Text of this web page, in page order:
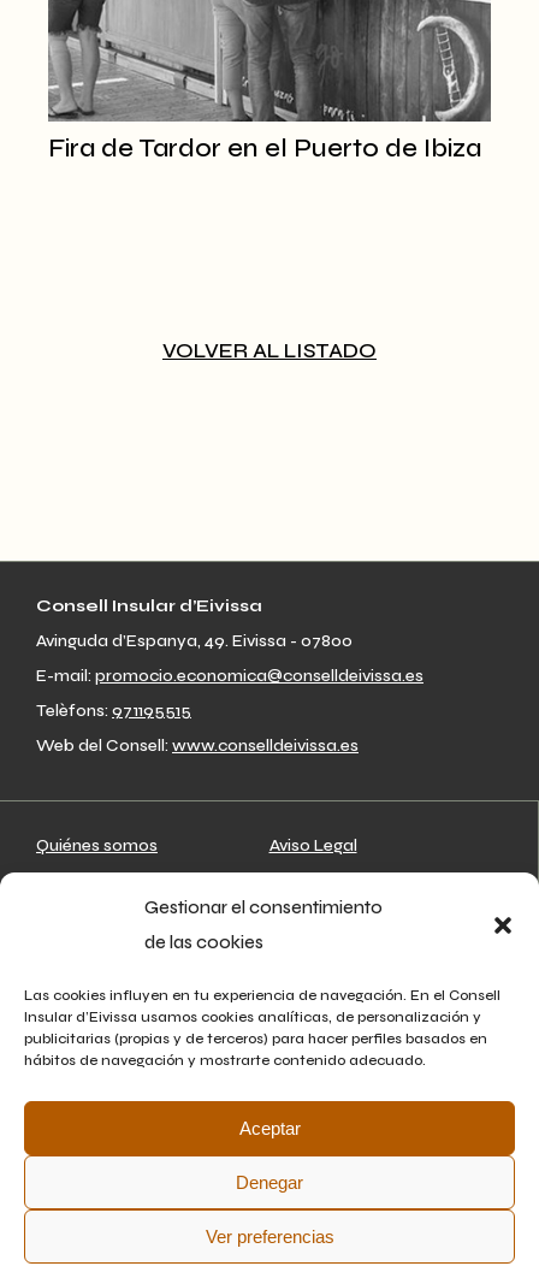
Gestionar el consentimiento
de las cookies
Las cookies influyen en tu experiencia de navegación. En el Consell
Insular d’Eivissa usamos cookies analíticas, de personalización y
publicitarias (propias y de terceros) para hacer perfiles basados en
hábitos de navegación y mostrarte contenido adecuado.
Aceptar
Denegar
Ver preferencias
Fira de Tardor en el Puerto de Ibiza
VOLVER AL LISTADO
Consell Insular d’Eivissa
Avinguda d’Espanya, 49. Eivissa - 07800
E-mail: promocio.economica@conselldeivissa.es
Telèfons: 971195515
Web del Consell: www.conselldeivissa.es
Quiénes somos
Agenda
Noticias
Contacto
Aviso Legal
Política de cookies